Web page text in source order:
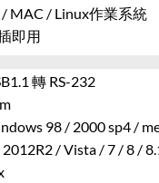
MAC / Linux作業系統
即用
轉 RS-232
98 / 2000 sp4 /
/ Vista / 7 / 8 /